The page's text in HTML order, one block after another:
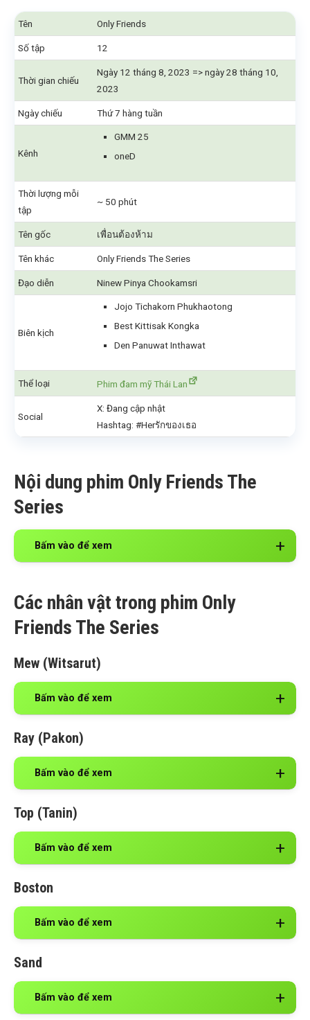
Tên Only Friends
Số tập 12
Thời gian chiếu
Ngày 12 tháng 8, 2023 => ngày 28 tháng 10,
2023
Ngày chiếu Thứ 7 hàng tuần
Kênh
GMM 25
oneD
Thời lượng mỗi
tập
~ 50 phút
Tên gốc เพื่อนต้องห้าม
Tên khác Only Friends The Series
Đạo diễn Ninew Pinya Chookamsri
Biên kịch
Jojo Tichakorn Phukhaotong
Best Kittisak Kongka
Den Panuwat Inthawat
Thể loại Phim đam mỹ Thái Lan
Social
X: Đang cập nhật
Hashtag: #Herรักของเธอ
Nội dung phim Only Friends The
Series
Bấm vào để xem
Các nhân vật trong phim Only
Friends The Series
Mew (Witsarut)
Bấm vào để xem
Ray (Pakon)
Bấm vào để xem
Top (Tanin)
Bấm vào để xem
Boston
Bấm vào để xem
Sand
Bấm vào để xem